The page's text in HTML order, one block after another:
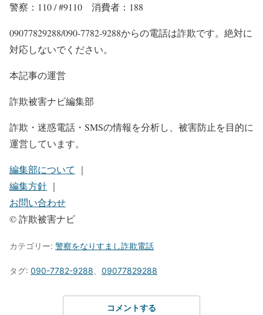
警察：110 / #9110 消費者：188
09077829288/090-7782-9288からの電話は詐欺です。絶対に
対応しないでください。
本記事の運営
詐欺被害ナビ編集部
詐欺・迷惑電話・SMSの情報を分析し、被害防止を目的に
運営しています。
編集部について ｜
編集方針 ｜
お問い合わせ
© 詐欺被害ナビ
カテゴリー: 警察をなりすまし詐欺電話
タグ: 090-7782-9288 09077829288
コメントする